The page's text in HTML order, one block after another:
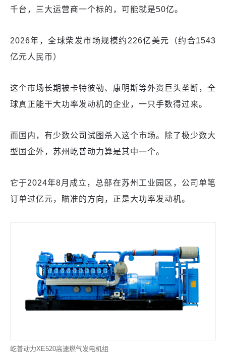
千台，三大运营商一个标的，可能就是50亿。
2026年，全球柴发市场规模约226亿美元（约合1543
亿元人民币）
这个市场长期被卡特彼勒、康明斯等外资巨头垄断，全
球真正能干大功率发动机的企业，一只手数得过来。
而国内，有少数公司试图杀入这个市场。除了极少数大
型国企外，苏州屹普动力算是其中一个。
它于2024年8月成立，总部在苏州工业园区，公司单笔
订单过亿元，瞄准的方向，正是大功率发动机。
屹普动力XE520高速燃气发电机组